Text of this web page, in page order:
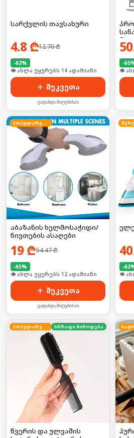
სარქვლის თავსახური
4.8 ₾12.70₾
-62%
🛒 ბოლო 24სთ-ში იყიდა 23-მა
შეკვეთა
გადახდა მიღებისას
-65
🛒
პოპულარული
აბაზანის ხელმოსაჭიდი/
ნივთების ასაღები
19 ₾54.47₾
-65%
🛒 ბოლო 24სთ-ში იყიდა 15-მა
შეკვეთა
გადახდა მიღებისას
-62
🛒
პოპულარული სწრაფი მიწოდება
წვერის და ულვაშის